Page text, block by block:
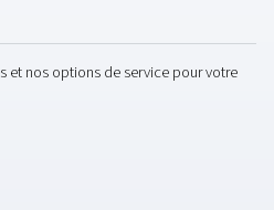
efficace et